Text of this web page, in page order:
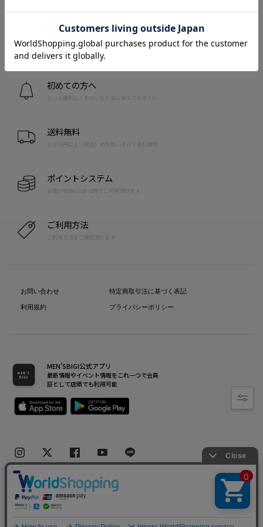
店舗を探す
お近くの店舗を探す
初めての方へ
もっと便利に！たのしむために覚えておきたい
送料無料
10,000円以上（税込）のお買い上げで送料無料
ポイントシステム
お買い物毎に1pt=1円でご利用頂けます
ご利用方法
ご利用方法をご確認頂けます
お問い合わせ
利用規約
特定商取引法に基づく表記
プライバシーポリシー
MEN’SBIGI公式アプリ
最新情報やイベント情報をこれ一つで会員
証として店頭でも利用可能
Copyright(C) Bigi Co.,Ltd.All Rights Reserved.